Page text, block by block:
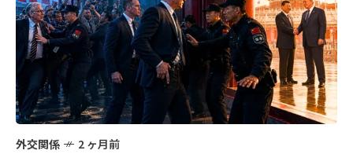
外交関係 2 ヶ月前